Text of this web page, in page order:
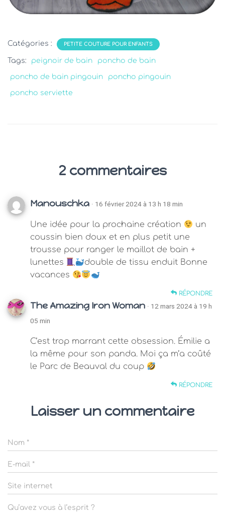
Catégories : PETITE COUTURE POUR ENFANTS
Tags: peignoir de bain poncho de bain
poncho de bain pingouin poncho pingouin
poncho serviette
2 commentaires
Manouschka · 16 février 2024 à 13 h 18 min
Une idée pour la prochaine création
un
coussin bien doux et en plus petit une
trousse pour ranger le maillot de bain +
lunettes
double de tissu enduit Bonne
vacances
RÉPONDRE
The Amazing Iron Woman · 12 mars 2024 à 19 h
05 min
C’est trop marrant cette obsession. Émilie a
la même pour son panda. Moi ça m’a coûté
le Parc de Beauval du coup
RÉPONDRE
Laisser un commentaire
Nom *
E-mail *
Site internet
Qu’avez vous à l’esprit ?